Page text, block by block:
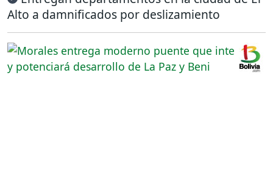
Alto a damnificados por deslizamiento